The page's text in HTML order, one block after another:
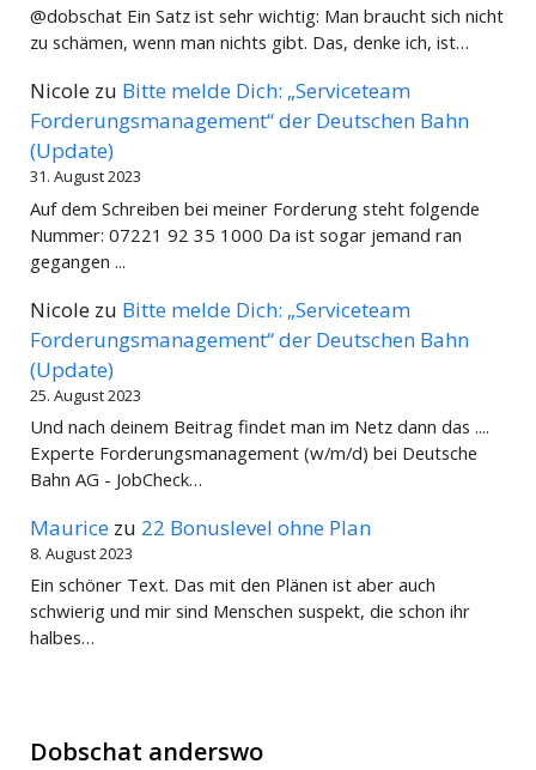
@dobschat Ein Satz ist sehr wichtig: Man braucht sich nicht
zu schämen, wenn man nichts gibt. Das, denke ich, ist…
Nicole zu Bitte melde Dich: „Serviceteam
Forderungsmanagement“ der Deutschen Bahn
(Update)
31. August 2023
Auf dem Schreiben bei meiner Forderung steht folgende
Nummer: 07221 92 35 1000 Da ist sogar jemand ran
gegangen ...
Nicole zu Bitte melde Dich: „Serviceteam
Forderungsmanagement“ der Deutschen Bahn
(Update)
25. August 2023
Und nach deinem Beitrag findet man im Netz dann das ....
Experte Forderungsmanagement (w/m/d) bei Deutsche
Bahn AG - JobCheck…
Maurice zu 22 Bonuslevel ohne Plan
8. August 2023
Ein schöner Text. Das mit den Plänen ist aber auch
schwierig und mir sind Menschen suspekt, die schon ihr
halbes…
Dobschat anderswo